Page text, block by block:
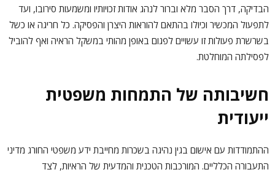
הבדיקה, דרך הסבר מלא וברור לנהג אודות זכויותיו ומשמעות סירובו, ועד
לתפעול המכשיר וכיולו בהתאם להוראות היצרן והפסיקה. כל חריגה או כשל
בשרשרת פעולות זו עשויים לפגום באופן מהותי במשקל הראיה ואף להוביל
לפסילתה המוחלטת.
חשיבותה של התמחות משפטית
ייעודית
ההתמודדות עם אישום בגין נהיגה בשכרות מחייבת ידע משפטי החורג מדיני
התעבורה הכלליים. המורכבות הטכנית והמדעית של הראיות, לצד